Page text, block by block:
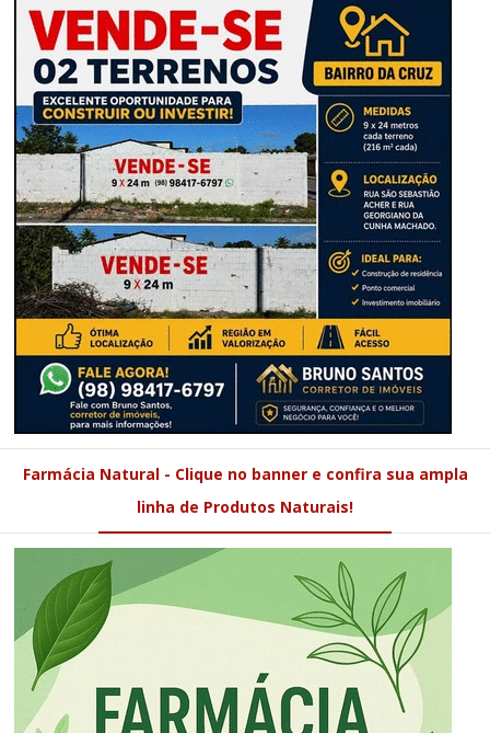
Farmácia Natural - Clique no banner e confira sua ampla
linha de Produtos Naturais!